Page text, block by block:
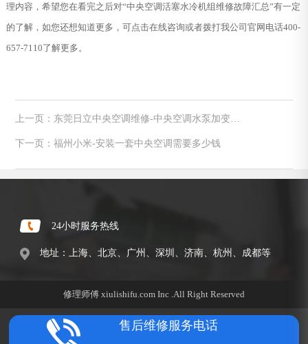
理内容，希望您在看完之后对“中央空调活塞水冷机组维修故障汇总”有一定
的了解，如您还想知道更多，可点击在线咨询或者拨打我公司官网电话400-
657-7110了解更多。
上一页：东莞日立中央空调维修-中央空调水泵加变频
下一页：福州小米-安装一套中央空调需要多少钱
24小时服务热线
地址：上海、北京、广州、深圳、济南、杭州、成都等
修理师傅 xiulishifu.com Inc .All Right Reserved
售后维修服务电话